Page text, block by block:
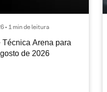
• 1 min de leitura
Técnica Arena para
de 2026